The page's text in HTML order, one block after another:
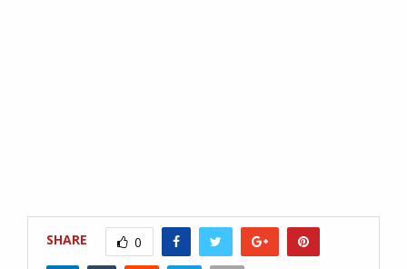
SHARE 0